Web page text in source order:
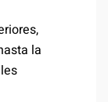
la